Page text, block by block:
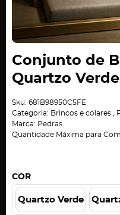
Conjunto de
Quartzo Verde
Sku: 681B98950C5FE
Categoria: Brincos e colares
Marca: Pedras
Quantidade Máxima para
COR
Quartzo Verde